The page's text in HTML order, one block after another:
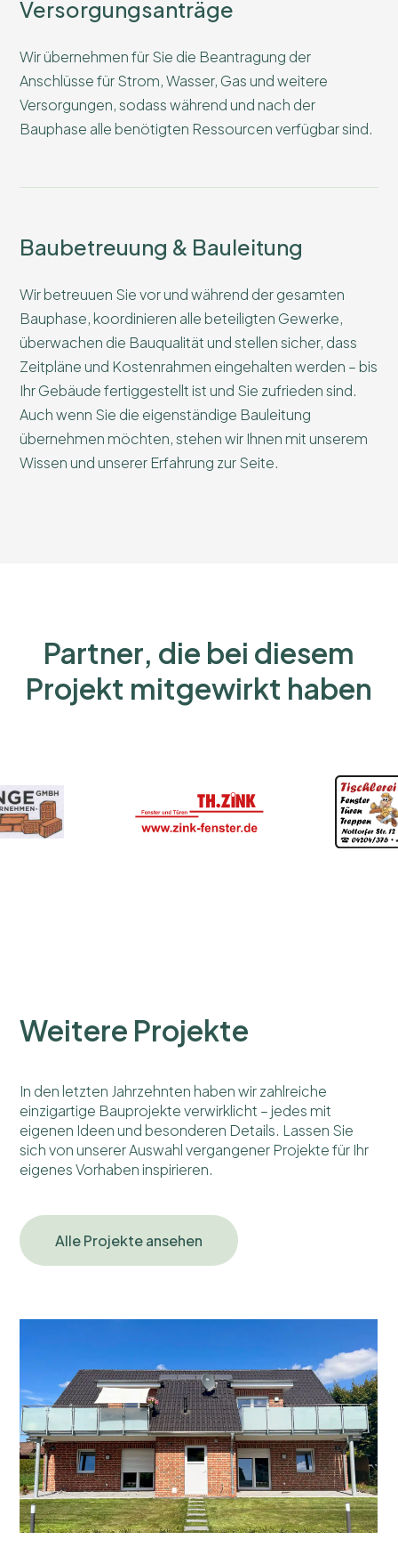
Versorgungsanträge
Wir übernehmen für Sie die Beantragung der
Anschlüsse für Strom, Wasser, Gas und weitere
Versorgungen, sodass während und nach der
Bauphase alle benötigten Ressourcen verfügbar sind.
Baubetreuung & Bauleitung
Wir betreuuen Sie vor und während der gesamten
Bauphase, koordinieren alle beteiligten Gewerke,
überwachen die Bauqualität und stellen sicher, dass
Zeitpläne und Kostenrahmen eingehalten werden – bis
Ihr Gebäude fertiggestellt ist und Sie zufrieden sind.
Auch wenn Sie die eigenständige Bauleitung
übernehmen möchten, stehen wir Ihnen mit unserem
Wissen und unserer Erfahrung zur Seite.
Partner, die bei diesem
Projekt mitgewirkt haben
Weitere Projekte
In den letzten Jahrzehnten haben wir zahlreiche
einzigartige Bauprojekte verwirklicht – jedes mit
eigenen Ideen und besonderen Details. Lassen Sie
sich von unserer Auswahl vergangener Projekte für Ihr
eigenes Vorhaben inspirieren.
Alle Projekte ansehen